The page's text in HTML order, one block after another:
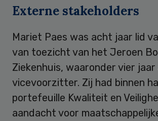
Externe stakeholders
Mariet Paes was acht jaar lid
van toezicht van het Jeroen
Ziekenhuis, waaronder vier jaar
vicevoorzitter. Zij had binnen
portefeuille Kwaliteit en
aandacht voor